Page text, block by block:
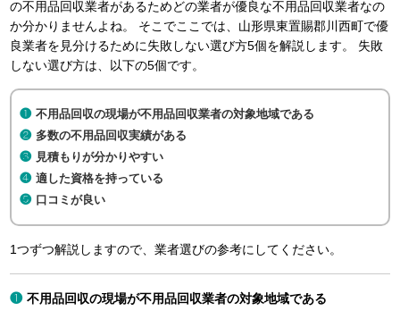
の不用品回収業者があるためどの業者が優良な不用品回収業者なの
か分かりませんよね。 そこでここでは、山形県東置賜郡川西町で優
良業者を見分けるために失敗しない選び方5個を解説します。 失敗
しない選び方は、以下の5個です。
不用品回収の現場が不用品回収業者の対象地域である
多数の不用品回収実績がある
見積もりが分かりやすい
適した資格を持っている
口コミが良い
1つずつ解説しますので、業者選びの参考にしてください。
不用品回収の現場が不用品回収業者の対象地域である